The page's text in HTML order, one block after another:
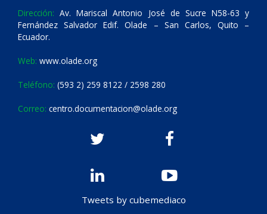
Dirección: Av. Mariscal Antonio José de Sucre N58-63 y
Fernández Salvador Edif. Olade – San Carlos, Quito –
Ecuador.
Web: www.olade.org
Teléfono: (593 2) 259 8122 / 2598 280
Correo: centro.documentacion@olade.org
Tweets by cubemediaco